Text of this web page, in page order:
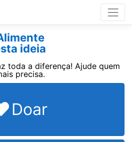
ideia
toda a diferença! Ajude quem
precisa.
Doar